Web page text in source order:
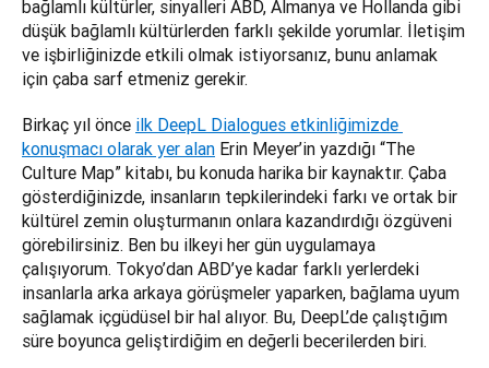
bağlamlı kültürler, sinyalleri ABD, Almanya ve Hollanda gibi
düşük bağlamlı kültürlerden farklı şekilde yorumlar. İletişim
ve işbirliğinizde etkili olmak istiyorsanız, bunu anlamak
için çaba sarf etmeniz gerekir.
Birkaç yıl önce ilk DeepL Dialogues etkinliğimizde
konuşmacı olarak yer alan Erin Meyer’in yazdığı “The
Culture Map” kitabı, bu konuda harika bir kaynaktır. Çaba
gösterdiğinizde, insanların tepkilerindeki farkı ve ortak bir
kültürel zemin oluşturmanın onlara kazandırdığı özgüveni
görebilirsiniz. Ben bu ilkeyi her gün uygulamaya
çalışıyorum. Tokyo’dan ABD’ye kadar farklı yerlerdeki
insanlarla arka arkaya görüşmeler yaparken, bağlama uyum
sağlamak içgüdüsel bir hal alıyor. Bu, DeepL’de çalıştığım
süre boyunca geliştirdiğim en değerli becerilerden biri.